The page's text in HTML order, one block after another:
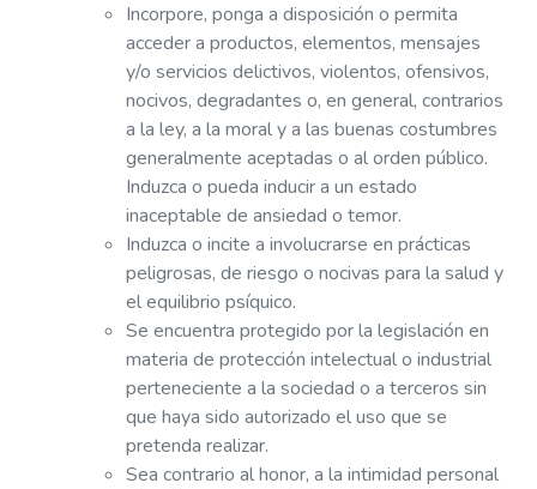
Incorpore, ponga a disposición o permita
acceder a productos, elementos, mensajes
y/o servicios delictivos, violentos, ofensivos,
nocivos, degradantes o, en general, contrarios
a la ley, a la moral y a las buenas costumbres
generalmente aceptadas o al orden público.
Induzca o pueda inducir a un estado
inaceptable de ansiedad o temor.
Induzca o incite a involucrarse en prácticas
peligrosas, de riesgo o nocivas para la salud y
el equilibrio psíquico.
Se encuentra protegido por la legislación en
materia de protección intelectual o industrial
perteneciente a la sociedad o a terceros sin
que haya sido autorizado el uso que se
pretenda realizar.
Sea contrario al honor, a la intimidad personal